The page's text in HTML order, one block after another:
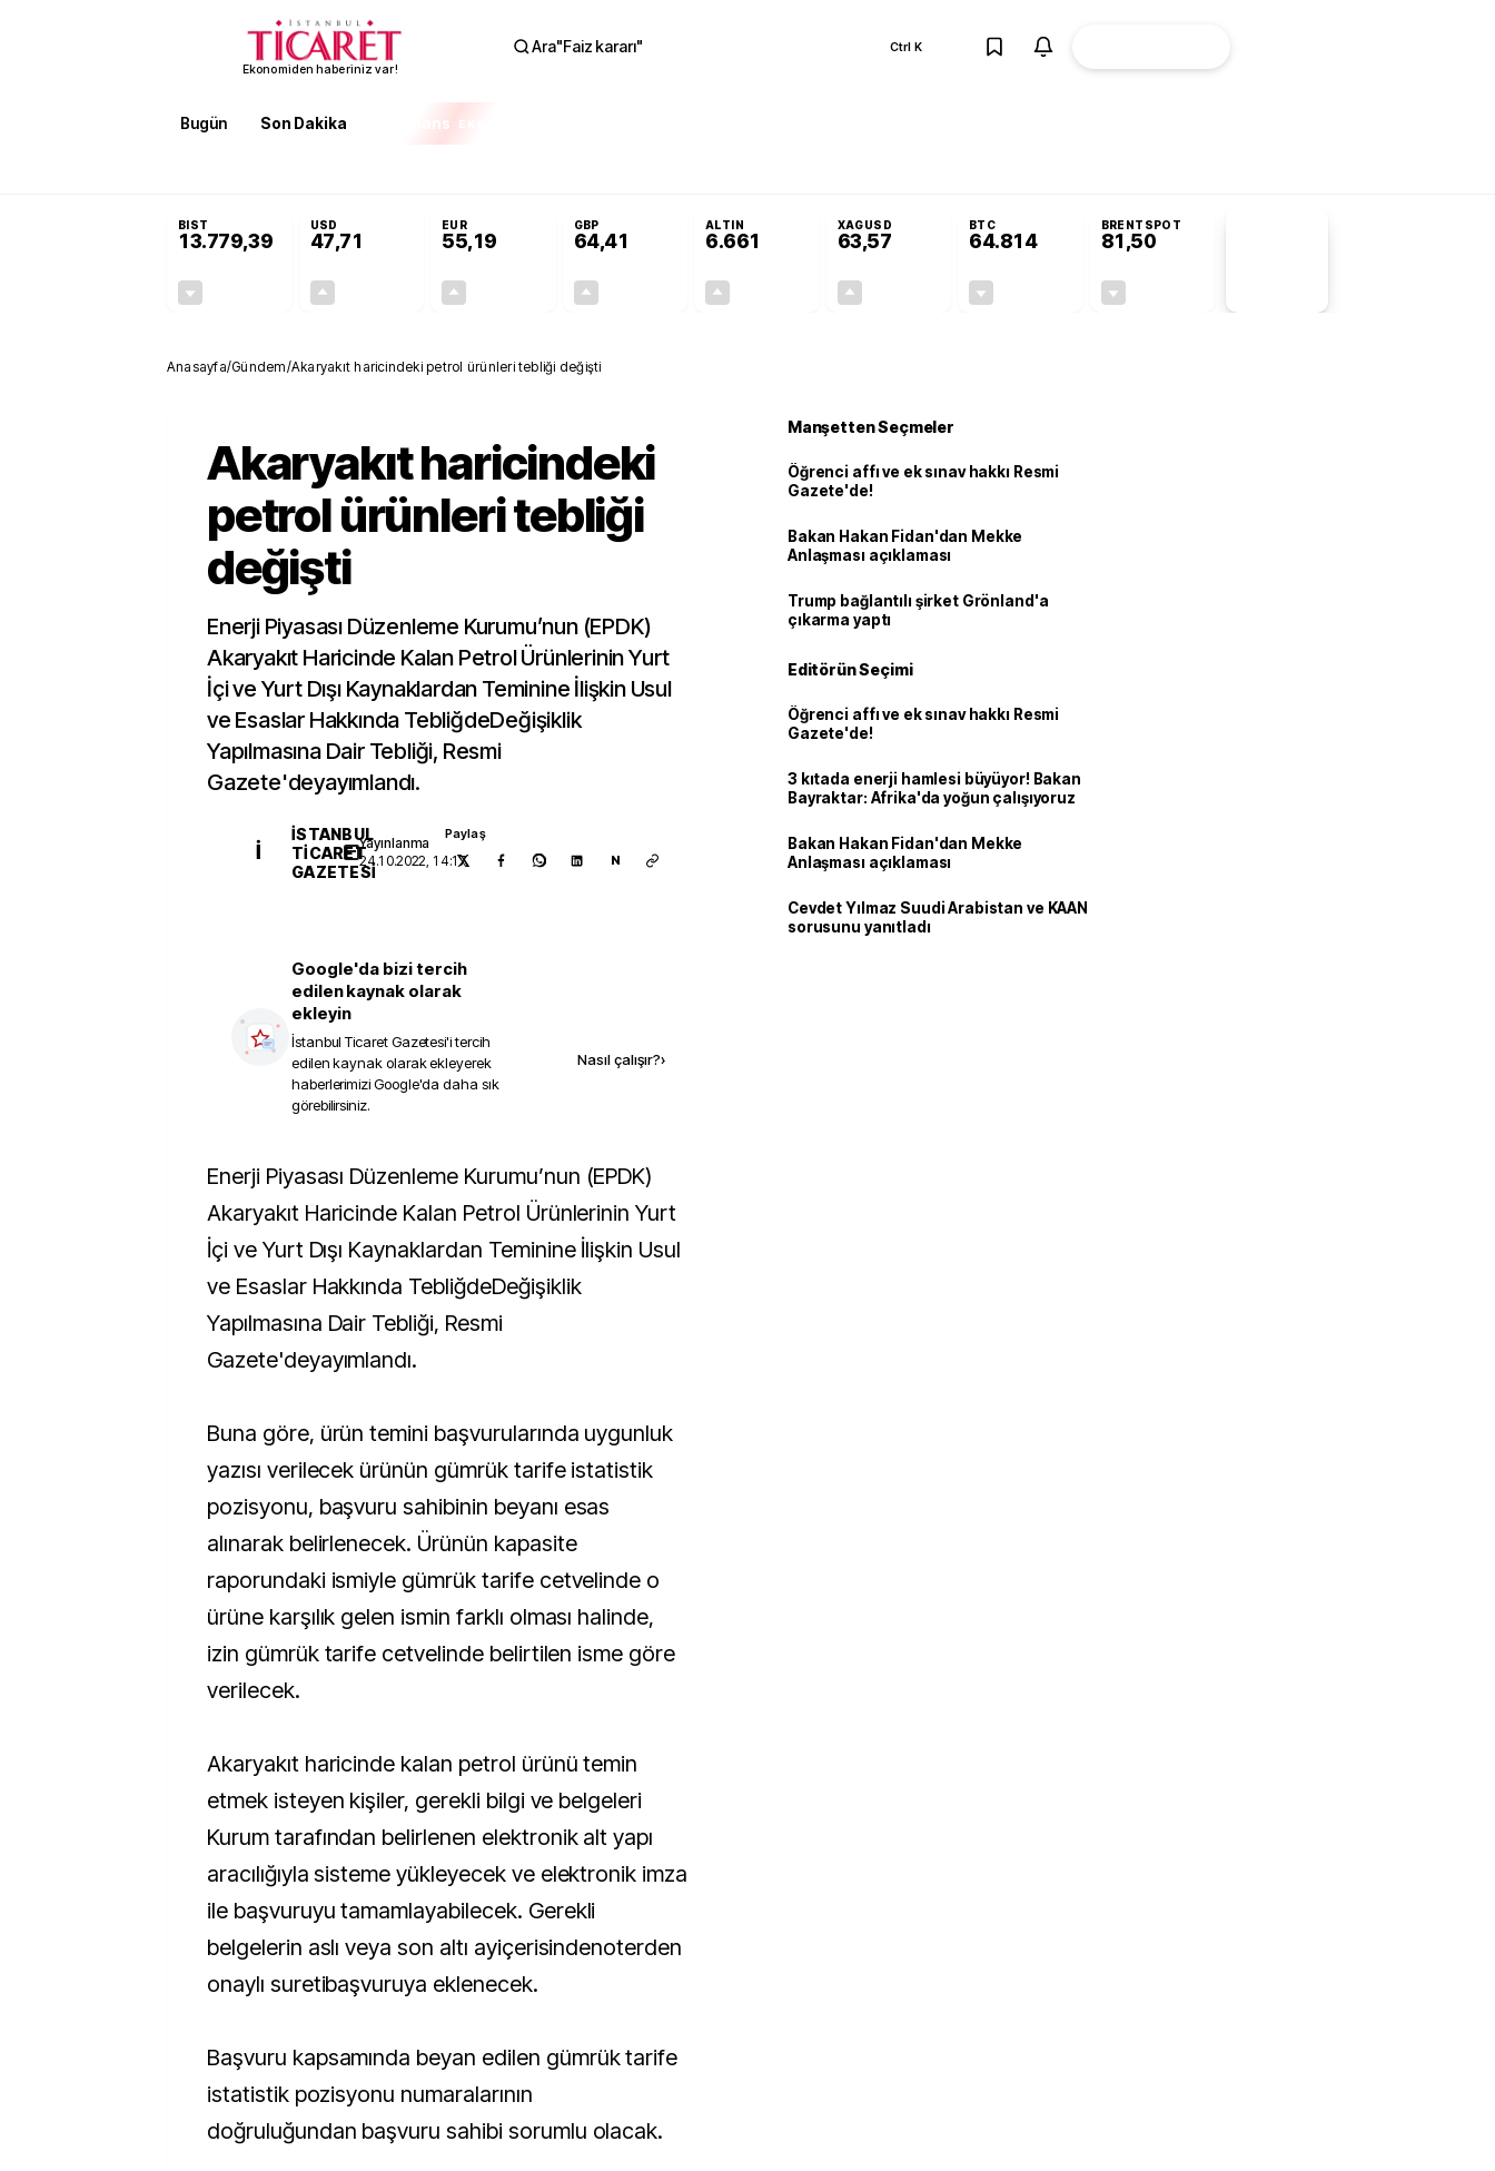
Ekonomiden haberiniz var!
Ara"Faiz kararı" Ctrl K
Bugün Son Dakika Finans EKSTRA
BIST
13.779,39
USD
47,71
EUR
55,19
GBP
64,41
ALTIN
6.661
XAGUSD
63,57
BTC
64.814
BRENTSPOT
81,50
Anasayfa/Gündem/Akaryakıt haricindeki petrol ürünleri tebliği değişti
Akaryakıt haricindeki
petrol ürünleri tebliği
değişti
Enerji Piyasası Düzenleme Kurumu’nun (EPDK)
Akaryakıt Haricinde Kalan Petrol Ürünlerinin Yurt
İçi ve Yurt Dışı Kaynaklardan Teminine İlişkin Usul
ve Esaslar Hakkında TebliğdeDeğişiklik
Yapılmasına Dair Tebliği, Resmi
Gazete'deyayımlandı.
İ
İSTANBUL
TICARET
GAZETESI
Yayınlanma
24.10.2022, 14:17
Paylaş
N
Google'da bizi tercih
edilen kaynak olarak
ekleyin
İstanbul Ticaret Gazetesi'i tercih
edilen kaynak olarak ekleyerek
haberlerimizi Google'da daha sık
görebilirsiniz.
Nasıl çalışır?›
Enerji Piyasası Düzenleme Kurumu’nun (EPDK)
Akaryakıt Haricinde Kalan Petrol Ürünlerinin Yurt
İçi ve Yurt Dışı Kaynaklardan Teminine İlişkin Usul
ve Esaslar Hakkında TebliğdeDeğişiklik
Yapılmasına Dair Tebliği, Resmi
Gazete'deyayımlandı.
Buna göre, ürün temini başvurularında uygunluk
yazısı verilecek ürünün gümrük tarife istatistik
pozisyonu, başvuru sahibinin beyanı esas
alınarak belirlenecek. Ürünün kapasite
raporundaki ismiyle gümrük tarife cetvelinde o
ürüne karşılık gelen ismin farklı olması halinde,
izin gümrük tarife cetvelinde belirtilen isme göre
verilecek.
Akaryakıt haricinde kalan petrol ürünü temin
etmek isteyen kişiler, gerekli bilgi ve belgeleri
Kurum tarafından belirlenen elektronik alt yapı
aracılığıyla sisteme yükleyecek ve elektronik imza
ile başvuruyu tamamlayabilecek. Gerekli
belgelerin aslı veya son altı ayiçerisindenoterden
onaylı suretibaşvuruya eklenecek.
Başvuru kapsamında beyan edilen gümrük tarife
istatistik pozisyonu numaralarının
doğruluğundan başvuru sahibi sorumlu olacak.
Manşetten Seçmeler
Öğrenci affı ve ek sınav hakkı Resmi
Gazete'de!
Bakan Hakan Fidan'dan Mekke
Anlaşması açıklaması
Trump bağlantılı şirket Grönland'a
çıkarma yaptı
Editörün Seçimi
Öğrenci affı ve ek sınav hakkı Resmi
Gazete'de!
3 kıtada enerji hamlesi büyüyor! Bakan
Bayraktar: Afrika'da yoğun çalışıyoruz
Bakan Hakan Fidan'dan Mekke
Anlaşması açıklaması
Cevdet Yılmaz Suudi Arabistan ve KAAN
sorusunu yanıtladı